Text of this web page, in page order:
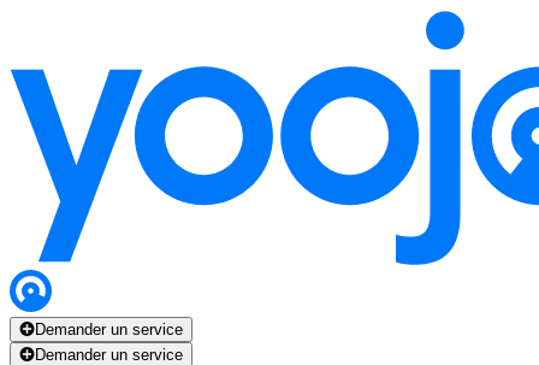
Demander un service
Demander un service